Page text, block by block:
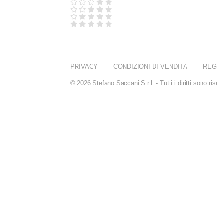
PRIVACY CONDIZIONI DI VENDITA
© 2026 Stefano Saccani S.r.l. - Tutti i diritti sono